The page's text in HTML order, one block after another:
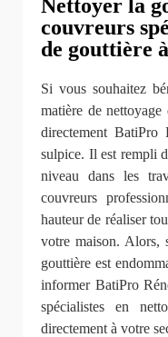
Nettoyer la
couvreurs
de gouttière
Si vous souhaitez
matière de
directement
sulpice. Il est rempli
niveau dans les
couvreurs
hauteur de réaliser
votre maison. Alors,
gouttière est
informer BatiPro
spécialistes en
directement à votre